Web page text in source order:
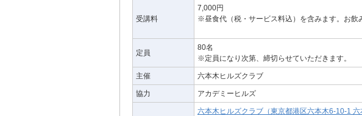
受講料
7,000円
※昼食代（税・サービス料込）を含みます。お飲
定員
80名
※定員になり次第、締切らせていただきます。
主催 六本木ヒルズクラブ
協力 アカデミーヒルズ
六本木ヒルズクラブ（東京都港区六本木6-10-1